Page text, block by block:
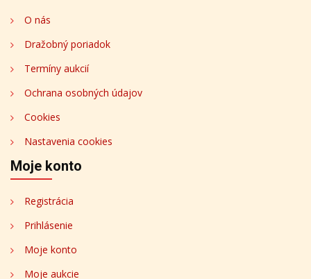
O nás
Dražobný poriadok
Termíny aukcií
Ochrana osobných údajov
Cookies
Nastavenia cookies
Moje konto
Registrácia
Prihlásenie
Moje konto
Moje aukcie